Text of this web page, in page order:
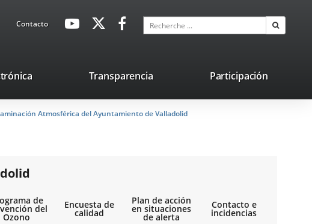
ContactoavaHeaderSocial
Enlace
externa.
Enlace
aplicación
externa.
Enlace
aplicación
externa.
Recherche
Enlace
una
aplicación
Transparencia Participación
Atmosférica del Ayuntamiento de Valladolid
de
del
Ozono
Encuesta de
calidad
Plan de acción
en situaciones
de alerta
Contacto e
incidencias